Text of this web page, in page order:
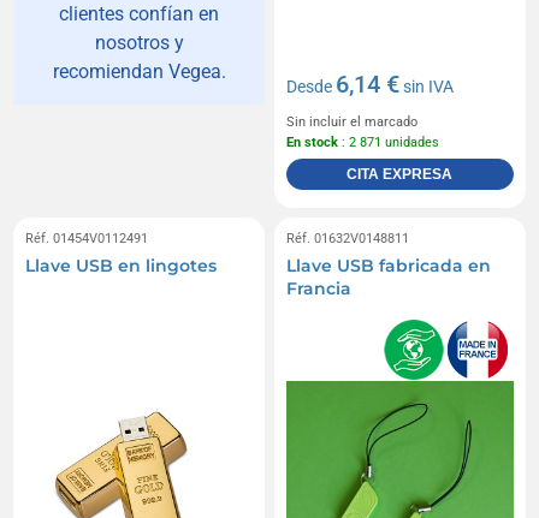
clientes confían en
nosotros y
recomiendan Vegea.
Desde 6,14 €sin IVA
Sin incluir el marcado
En stock : 2 871 unidades
CITA EXPRESA
Réf. 01454V0112491
Llave USB en lingotes
Réf. 01632V0148811
Llave USB fabricada en
Francia